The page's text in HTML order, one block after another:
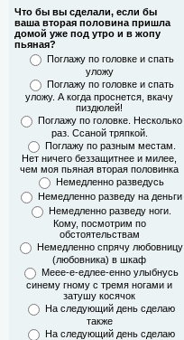
Что бы вы сделали, если бы
ваша вторая половина пришла
домой уже под утро и в жопу
пьяная?
Поглажу по головке и спать
уложу
Поглажу по головке и спать
уложу. А когда проснется, вкачу
пиздюлей!
Поглажу по головке. Несколько
раз. Ссаной тряпкой.
Поглажу по разным местам.
Нет ничего беззащитнее и милее,
чем моя пьяная вторая половинка
Немедленно разведусь
Немедленно разведу на деньги
Немедленно разведу ноги.
Кому, посмотрим по
обстоятельствам
Немедленно спрячу любовницу
(любовника) в шкаф
Меее-е-едлее-енно улыбнусь
синему гному с тремя ногами и
затушу косячок
На следующий день сделаю
также
На следующий день сделаю